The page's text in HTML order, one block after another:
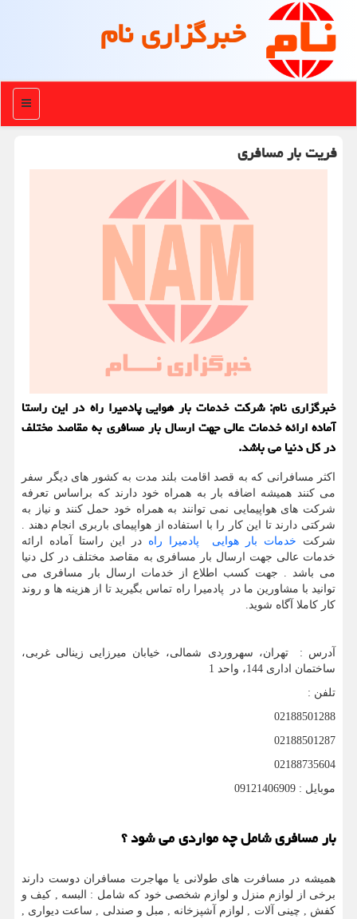
خبرگزاری نام
منو
فریت بار مسافری
خبرگزاری نام: شركت خدمات بار هوایی پادمیرا راه در این راستا
آماده ارائه خدمات عالی جهت ارسال بار مسافری به مقاصد مختلف
در كل دنیا می باشد.
اکثر مسافرانی که به قصد اقامت بلند مدت به کشور های دیگر سفر
می کنند همیشه اضافه بار به همراه خود دارند که براساس تعرفه
شرکت های هواپیمایی نمی توانند به همراه خود حمل کنند و نیاز به
شرکتی دارند تا این کار را با استفاده از هواپیمای باربری انجام دهند .
شرکت خدمات بار هوایی پادمیرا راه در این راستا آماده ارائه
خدمات عالی جهت ارسال بار مسافری به مقاصد مختلف در کل دنیا
می باشد . جهت کسب اطلاع از خدمات ارسال بار مسافری می
توانید با مشاورین ما در پادمیرا راه تماس بگیرید تا از هزینه ها و روند
کار کاملا آگاه شوید.
آدرس : تهران، سهروردی شمالی، خیابان میرزایی زینالی غربی،
ساختمان اداری 144، واحد 1
تلفن :
02188501288
02188501287
02188735604
موبایل : 09121406909
بار مسافری شامل چه مواردی می شود ؟
همیشه در مسافرت های طولانی یا مهاجرت مسافران دوست دارند
برخی از لوازم منزل و لوازم شخصی خود که شامل : البسه , کیف و
کفش , چینی آلات , لوازم آشپزخانه , مبل و صندلی , ساعت دیواری ,